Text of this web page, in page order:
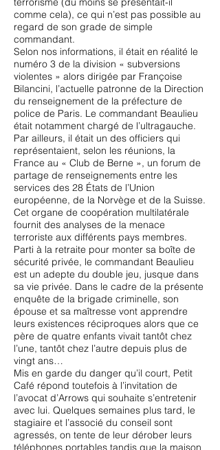
comme cela), ce qui n’est pas possible au
regard de son grade de simple
commandant.
Selon nos informations, il était en réalité le
numéro 3 de la division « subversions
violentes » alors dirigée par Françoise
Bilancini, l’actuelle patronne de la Direction
du renseignement de la préfecture de
police de Paris. Le commandant Beaulieu
était notamment chargé de l’ultragauche.
Par ailleurs, il était un des officiers qui
représentaient, selon les réunions, la
France au « Club de Berne », un forum de
partage de renseignements entre les
services des 28 États de l’Union
européenne, de la Norvège et de la Suisse.
Cet organe de coopération multilatérale
fournit des analyses de la menace
terroriste aux différents pays membres.
Parti à la retraite pour monter sa boîte de
sécurité privée, le commandant Beaulieu
est un adepte du double jeu, jusque dans
sa vie privée. Dans le cadre de la présente
enquête de la brigade criminelle, son
épouse et sa maîtresse vont apprendre
leurs existences réciproques alors que ce
père de quatre enfants vivait tantôt chez
l’une, tantôt chez l’autre depuis plus de
vingt ans…
Mis en garde du danger qu’il court, Petit
Café répond toutefois à l’invitation de
l’avocat d’Arrows qui souhaite s’entretenir
avec lui. Quelques semaines plus tard, le
stagiaire et l’associé du conseil sont
agressés, on tente de leur dérober leurs
téléphones portables tandis que la maison